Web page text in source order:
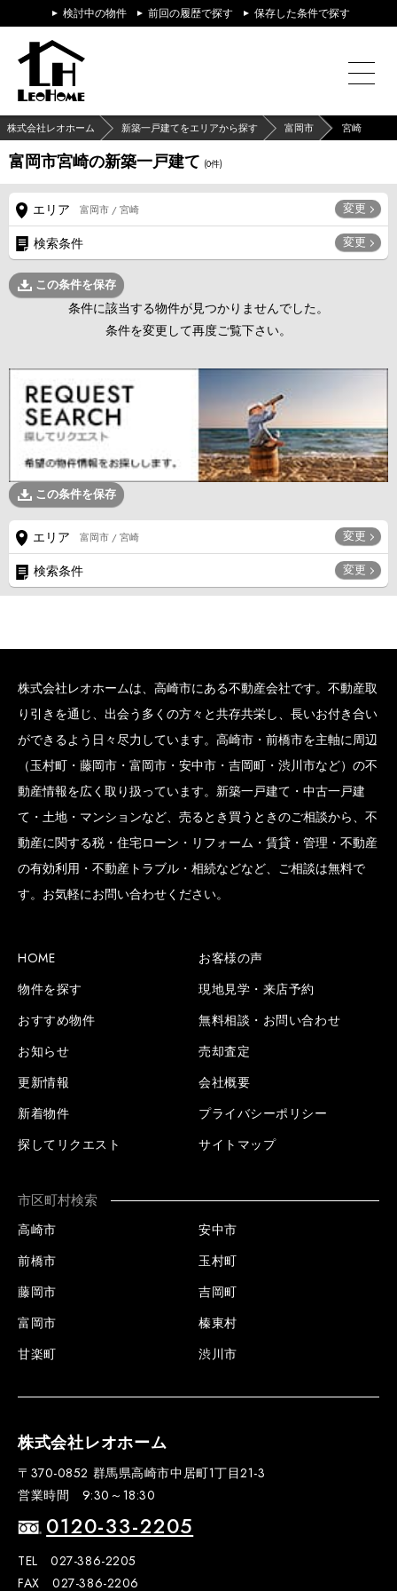
検討中の物件 前回の履歴で探す 保存した条件で探す
株式会社レオホーム 新築一戸建てをエリアから探す 富岡市 宮崎
富岡市宮崎の新築一戸建て (0件)
エリア 富岡市 / 宮崎 変更
検索条件 変更
この条件を保存
条件に該当する物件が見つかりませんでした。
条件を変更して再度ご覧下さい。
この条件を保存
エリア 富岡市 / 宮崎 変更
検索条件 変更
株式会社レオホームは、高崎市にある不動産会社です。不動産取
り引きを通じ、出会う多くの方々と共存共栄し、長いお付き合い
ができるよう日々尽力しています。高崎市・前橋市を主軸に周辺
（玉村町・藤岡市・富岡市・安中市・吉岡町・渋川市など）の不
動産情報を広く取り扱っています。新築一戸建て・中古一戸建
て・土地・マンションなど、売るとき買うときのご相談から、不
動産に関する税・住宅ローン・リフォーム・賃貸・管理・不動産
の有効利用・不動産トラブル・相続などなど、ご相談は無料で
す。お気軽にお問い合わせください。
HOME
物件を探す
おすすめ物件
お知らせ
更新情報
新着物件
探してリクエスト
お客様の声
現地見学・来店予約
無料相談・お問い合わせ
売却査定
会社概要
プライバシーポリシー
サイトマップ
市区町村検索
高崎市
前橋市
藤岡市
富岡市
甘楽町
安中市
玉村町
吉岡町
榛東村
渋川市
株式会社レオホーム
〒370-0852 群馬県高崎市中居町1丁目21-3
営業時間 9:30～18:30
0120-33-2205
TEL 027-386-2205
FAX 027-386-2206